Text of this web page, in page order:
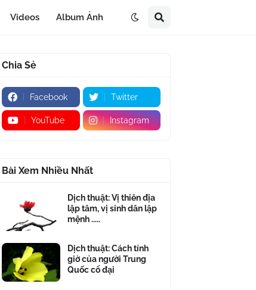
Videos Album Ảnh
Chia Sẻ
Facebook Twitter
YouTube Instagram
Bài Xem Nhiều Nhất
Dịch thuật: Vị thiên địa
lập tâm, vị sinh dân lập
mệnh .....
Dịch thuật: Cách tính
giờ của người Trung
Quốc cổ đại